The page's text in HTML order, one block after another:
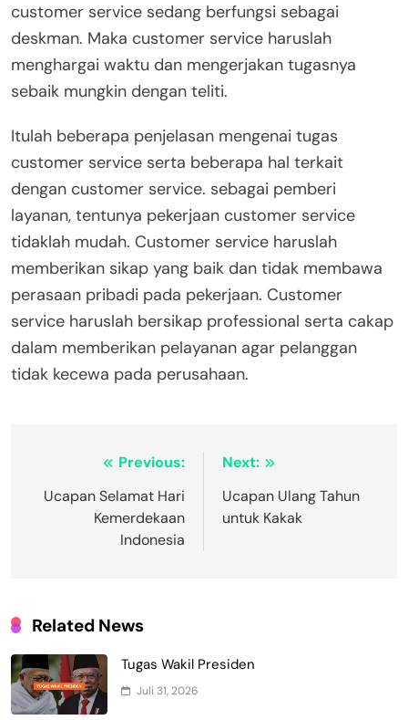
customer service sedang berfungsi sebagai
deskman. Maka customer service haruslah
menghargai waktu dan mengerjakan tugasnya
sebaik mungkin dengan teliti.
Itulah beberapa penjelasan mengenai tugas
customer service serta beberapa hal terkait
dengan customer service. sebagai pemberi
layanan, tentunya pekerjaan customer service
tidaklah mudah. Customer service haruslah
memberikan sikap yang baik dan tidak membawa
perasaan pribadi pada pekerjaan. Customer
service haruslah bersikap professional serta cakap
dalam memberikan pelayanan agar pelanggan
tidak kecewa pada perusahaan.
Navigasi
pos
Previous:
Ucapan Selamat Hari
Kemerdekaan
Indonesia
Next:
Ucapan Ulang Tahun
untuk Kakak
Related News
Tugas Wakil Presiden
Juli 31, 2026